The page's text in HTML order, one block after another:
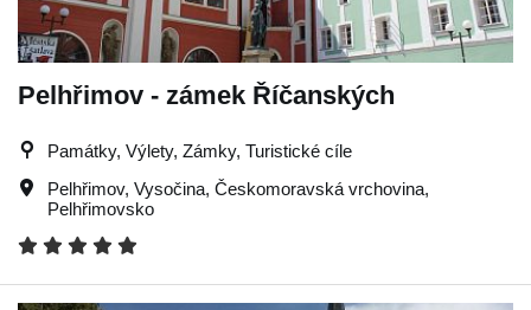
Pelhřimov - zámek Říčanských
Památky, Výlety, Zámky, Turistické cíle
Pelhřimov, Vysočina, Českomoravská vrchovina,
Pelhřimovsko